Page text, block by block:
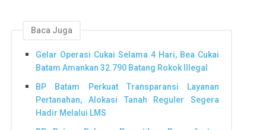
Baca Juga
Gelar Operasi Cukai Selama 4 Hari, Bea Cukai
Batam Amankan 32.790 Batang Rokok Illegal
BP Batam Perkuat Transparansi Layanan
Pertanahan, Alokasi Tanah Reguler Segera
Hadir Melalui LMS